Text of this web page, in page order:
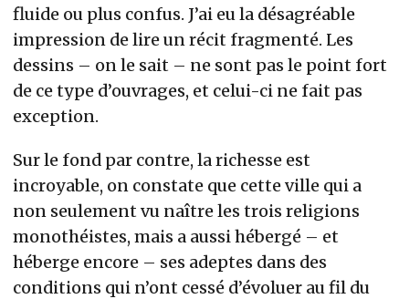
fluide ou plus confus. J’ai eu la désagréable
impression de lire un récit fragmenté. Les
dessins – on le sait – ne sont pas le point fort
de ce type d’ouvrages, et celui-ci ne fait pas
exception.
Sur le fond par contre, la richesse est
incroyable, on constate que cette ville qui a
non seulement vu naître les trois religions
monothéistes, mais a aussi hébergé – et
héberge encore – ses adeptes dans des
conditions qui n’ont cessé d’évoluer au fil du